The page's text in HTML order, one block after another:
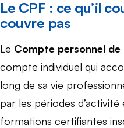
Le CPF : ce qu’il
couvre pas
Le Compte personnel
compte individuel qui
long de sa vie
par les périodes
formations certifiantes